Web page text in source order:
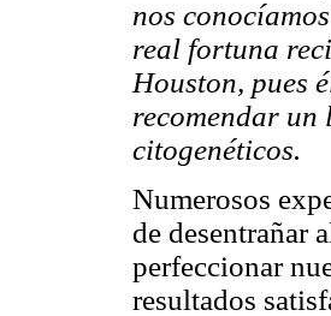
nos
real fortuna
Houston, pues
recomendar
citogenéticos.
Numerosos
de desentrañar
perfeccionar
resultados